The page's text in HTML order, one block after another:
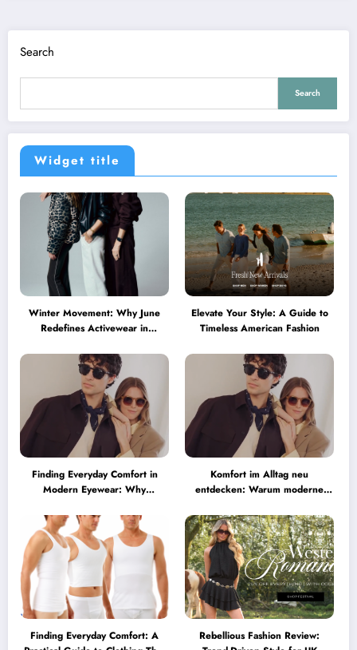
Search
Search
Widget title
Winter Movement: Why June
Redefines Activewear in
Elevate Your Style: A Guide to
Timeless American Fashion
Finding Everyday Comfort in
Modern Eyewear: Why
Becoming a Lifestyle Essential
Komfort im Alltag neu
entdecken: Warum moderne
müssen
Finding Everyday Comfort: A
Rebellious Fashion Review: